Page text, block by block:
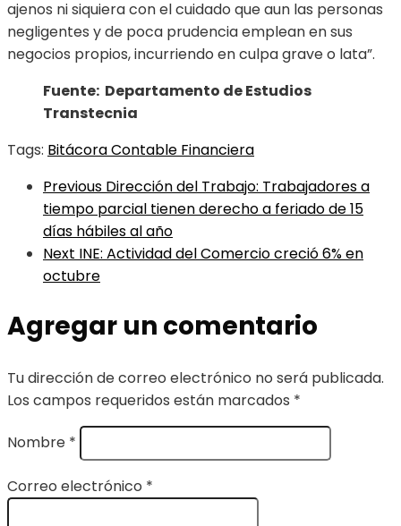
ajenos ni siquiera con el cuidado que aun las personas
negligentes y de poca prudencia emplean en sus
negocios propios, incurriendo en culpa grave o lata”.
Fuente: Departamento de Estudios
Transtecnia
Tags: Bitácora Contable Financiera
Previous Dirección del Trabajo: Trabajadores a
tiempo parcial tienen derecho a feriado de 15
días hábiles al año
Next INE: Actividad del Comercio creció 6% en
octubre
Agregar un comentario
Tu dirección de correo electrónico no será publicada.
Los campos requeridos están marcados *
Nombre *
Correo electrónico *